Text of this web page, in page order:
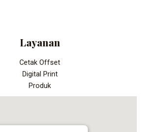
Layanan
Cetak Offset
Digital Print
Produk